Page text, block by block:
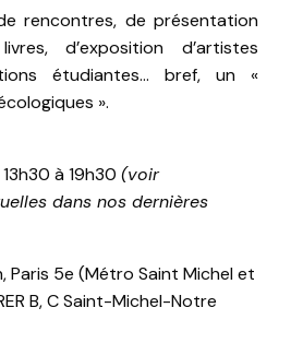
rencontres, de présentation
d’exposition d’artistes
étudiantes… bref, un «
».
à 19h30 (voir
dans nos dernières
Paris 5e (Métro Saint Michel et
B, C Saint-Michel-Notre